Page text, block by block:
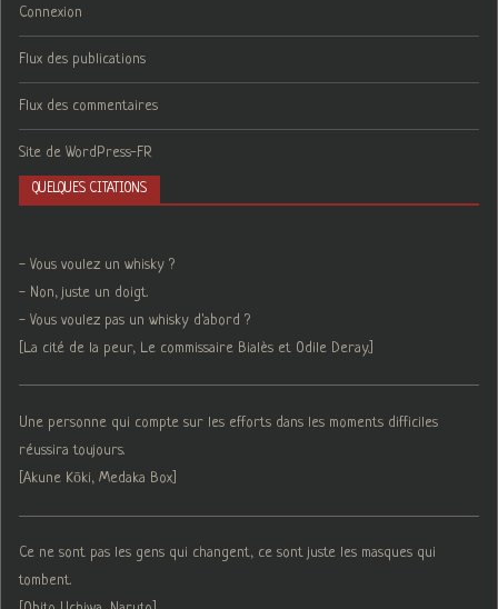
Connexion
Flux des publications
Flux des commentaires
Site de WordPress-FR
QUELQUES CITATIONS
- Vous voulez un whisky ?
- Non, juste un doigt.
- Vous voulez pas un whisky d'abord ?
[La cité de la peur, Le commissaire Bialès et Odile Deray.]
Une personne qui compte sur les efforts dans les moments difficiles
réussira toujours.
[Akune Kōki, Medaka Box]
Ce ne sont pas les gens qui changent, ce sont juste les masques qui
tombent.